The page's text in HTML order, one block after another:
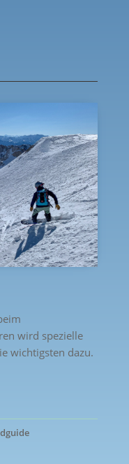
wird spezielle
wichtigsten dazu.